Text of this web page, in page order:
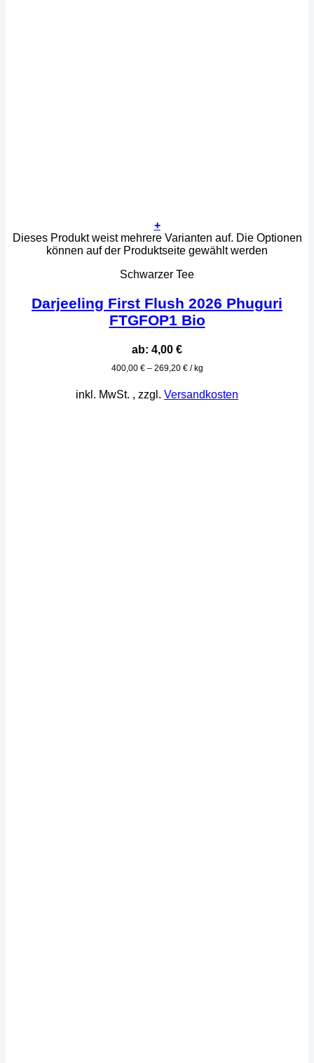
+
Dieses Produkt weist mehrere Varianten auf. Die Optionen
können auf der Produktseite gewählt werden
Schwarzer Tee
Darjeeling First Flush 2026 Phuguri
FTGFOP1 Bio
ab: 4,00 €
400,00 €– 269,20 €/ kg
inkl. MwSt. , zzgl. Versandkosten